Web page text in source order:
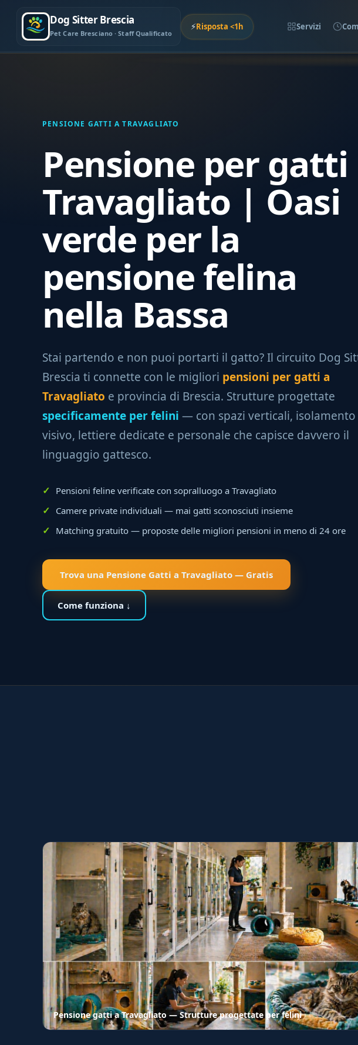
Dog Sitter Brescia
Pet Care Bresciano · Staff Qualificato
⚡Risposta <1h Servizi
PENSIONE GATTI A TRAVAGLIATO
Pensione per gatti
Travagliato | Oasi
verde per la
pensione felina
nella Bassa
Stai partendo e non puoi portarti il gatto? Il circuito Dog
Brescia ti connette con le migliori pensioni per gatti a
Travagliato e provincia di Brescia. Strutture progettate
specificamente per felini — con spazi verticali, isolamento
visivo, lettiere dedicate e personale che capisce davvero il
linguaggio gattesco.
Pensioni feline verificate con sopralluogo a Travagliato
Camere private individuali — mai gatti sconosciuti insieme
Matching gratuito — proposte delle migliori pensioni in meno di 24 ore
Trova una Pensione Gatti a Travagliato — Gratis
Come funziona ↓
Pensione gatti a Travagliato — Strutture progettate per felini